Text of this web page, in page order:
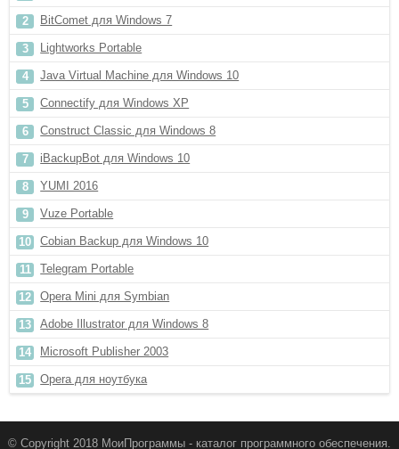
BitComet для Windows 7
Lightworks Portable
Java Virtual Machine для Windows 10
Connectify для Windows XP
Construct Classic для Windows 8
iBackupBot для Windows 10
YUMI 2016
Vuze Portable
Cobian Backup для Windows 10
Telegram Portable
Opera Mini для Symbian
Adobe Illustrator для Windows 8
Microsoft Publisher 2003
Opera для ноутбука
© Copyright 2018 МоиПрограммы - каталог программного обеспечения.